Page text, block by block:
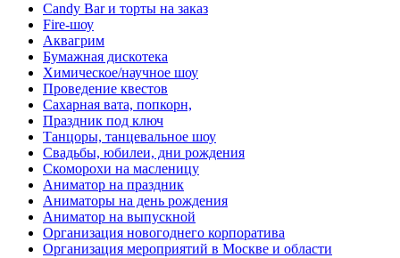
Candy Bar и торты на заказ
Fire-шоу
Аквагрим
Бумажная дискотека
Химическое/научное шоу
Проведение квестов
Сахарная вата, попкорн,
Праздник под ключ
Танцоры, танцевальное шоу
Свадьбы, юбилеи, дни рождения
Скоморохи на масленицу
Аниматор на праздник
Аниматоры на день рождения
Аниматор на выпускной
Организация новогоднего корпоратива
Организация мероприятий в Москве и области